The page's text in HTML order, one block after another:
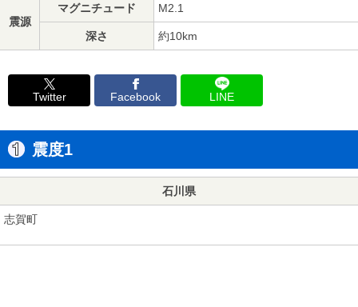
震源
マグニチュード M2.1
深さ 約10km
Twitter Facebook LINE
震度1
石川県
志賀町